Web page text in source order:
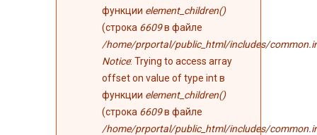
функции element_children()
(строка 6609в файле
/home/prportal/public_html/includes/
Notice: Trying to access array
offset on value of type int в
функции element_children()
(строка 6609в файле
/home/prportal/public_html/includes/